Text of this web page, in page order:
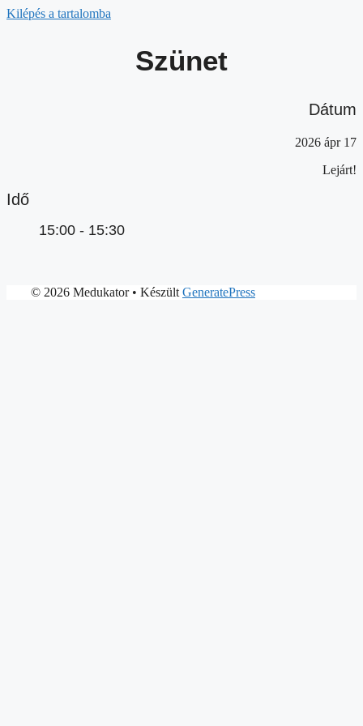
Kilépés a tartalomba
Szünet
Dátum
2026 ápr 17
Lejárt!
Idő
15:00 - 15:30
© 2026 Medukator• Készült GeneratePress